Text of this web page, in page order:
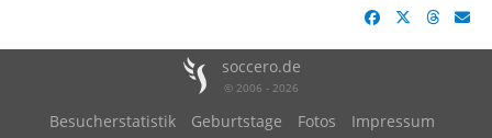
soccero.de
© 2006 - 2026
Besucherstatistik Geburtstage Fotos
Impressum